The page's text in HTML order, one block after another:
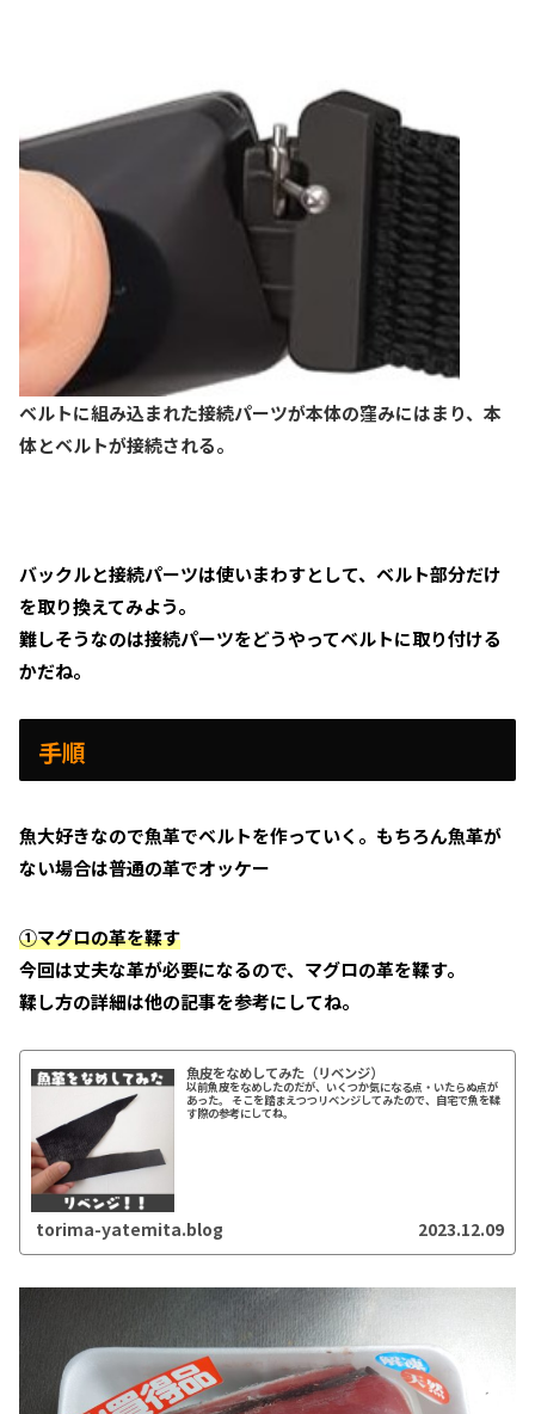
ベルトに組み込まれた接続パーツが本体の窪みにはまり、本
体とベルトが接続される。
バックルと接続パーツは使いまわすとして、ベルト部分だけ
を取り換えてみよう。
難しそうなのは接続パーツをどうやってベルトに取り付ける
かだね。
手順
魚大好きなので魚革でベルトを作っていく。もちろん魚革が
ない場合は普通の革でオッケー
①マグロの革を鞣す
今回は丈夫な革が必要になるので、マグロの革を鞣す。
鞣し方の詳細は他の記事を参考にしてね。
魚皮をなめしてみた（リベンジ）
以前魚皮をなめしたのだが、いくつか気になる点・いたらぬ点が
あった。 そこを踏まえつつリベンジしてみたので、自宅で魚を鞣
す際の参考にしてね。
torima-yatemita.blog 2023.12.09